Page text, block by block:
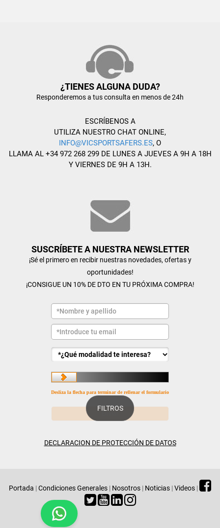
FILTROS
¿TIENES ALGUNA DUDA?
Responderemos a tus consulta en menos de 24h
ESCRÍBENOS A
UTILIZA NUESTRO CHAT ONLINE,
INFO@VICSPORTSAFERS.ES, O
LLAMA AL +34 972 268 299 DE LUNES A JUEVES A 9H A 18H
Y VIERNES DE 9H A 13H.
SUSCRÍBETE A NUESTRA NEWSLETTER
¡Sé el primero en recibir nuestras novedades, ofertas y
oportunidades!
¡CONSIGUE UN 10% DE DTO EN TU PRÓXIMA COMPRA!
Desliza la flecha para terminar de rellenar el formulario
DECLARACION DE PROTECCIÓN DE DATOS
Portada |Condiciones Generales | Nosotros | Noticias |Videos |